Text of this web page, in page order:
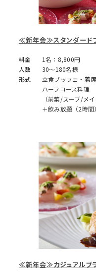
≪新年会≫スタンダード
料金
1名：8,800円
人数
30～180名様
形式
立食ブッフェ・着
ハーフコース料理
（前菜/スープ/メ
＋飲み放題（2時間）
≪新年会≫カジュアルプ